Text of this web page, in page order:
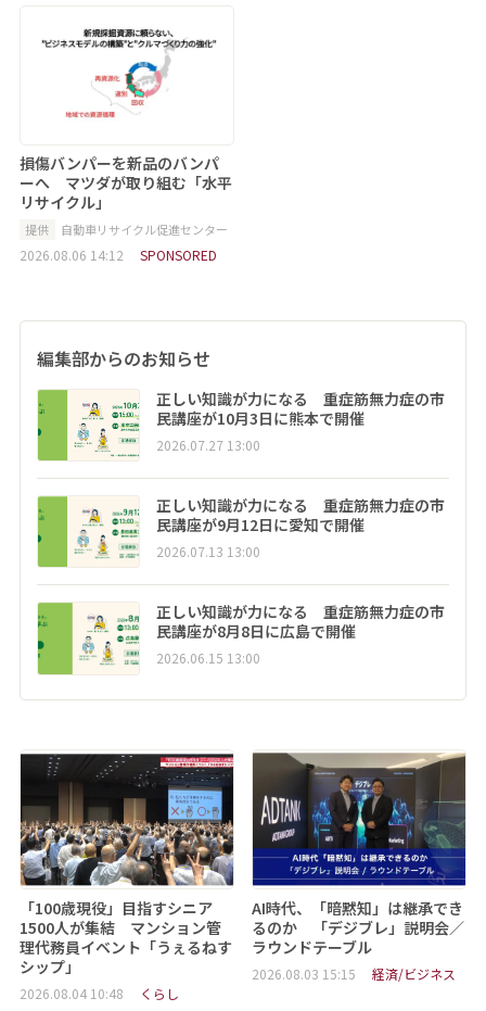
損傷バンパーを新品のバンパ
ーへ マツダが取り組む「水平
リサイクル」
提供 自動車リサイクル促進センター
2026.08.06 14:12 SPONSORED
編集部からのお知らせ
正しい知識が力になる 重症筋無力症の市
民講座が10月3日に熊本で開催
2026.07.27 13:00
正しい知識が力になる 重症筋無力症の市
民講座が9月12日に愛知で開催
2026.07.13 13:00
正しい知識が力になる 重症筋無力症の市
民講座が8月8日に広島で開催
2026.06.15 13:00
「100歳現役」目指すシニア
1500人が集結 マンション管
理代務員イベント「うぇるねす
シップ」
2026.08.04 10:48 くらし
AI時代、「暗黙知」は継承でき
るのか 「デジブレ」説明会／
ラウンドテーブル
2026.08.03 15:15 経済/ビジネス